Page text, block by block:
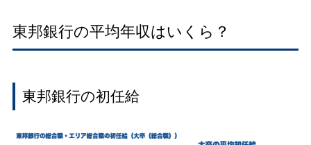
東邦銀行の平均年収はいくら？
東邦銀行の初任給